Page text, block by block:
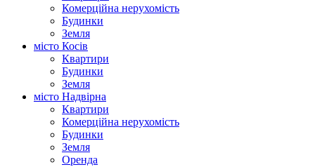
Комерційна нерухомість
Будинки
Земля
місто Косів
Квартири
Будинки
Земля
місто Надвірна
Квартири
Комерційна нерухомість
Будинки
Земля
Оренда